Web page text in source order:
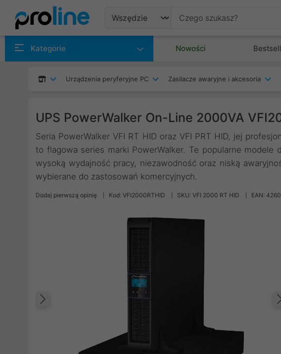
Kategorie Nowości
Urządzenia peryferyjne PC Zasilacze awaryjne i akcesoria
UPS PowerWalker On-Line 2000VA
Seria PowerWalker VFI RT HID oraz VFI PRT HID, jej
to flagowa series marki PowerWalker. Te popularne
wysoką wydajność pracy, niezawodność oraz niską
wybierane do zastosowań komercyjnych.
Dodaj pierwszą opinię Kod: VFI2000RTHID SKU: VFI 2000 RT HID EAN: